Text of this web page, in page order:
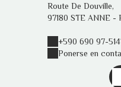
Route De Douville,
97180 STE ANNE -
+590 690 97-
Ponerse en